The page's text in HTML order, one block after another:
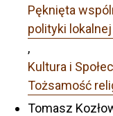
Pęknięta
polityki
,
Kultura i
Tożsamość
Tomasz